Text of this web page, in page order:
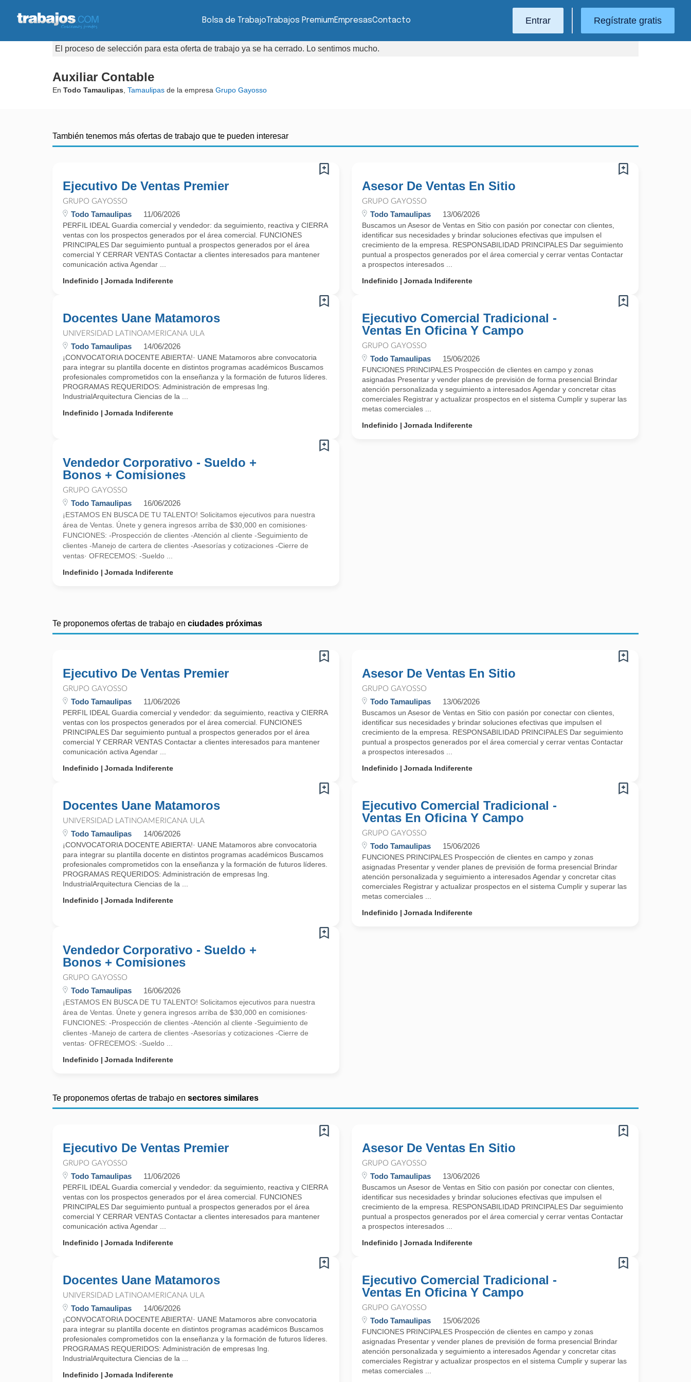
Bolsa de TrabajoTrabajos PremiumEmpresasContacto Entrar Regístrate gratis
El proceso de selección para esta oferta de trabajo ya se ha cerrado. Lo sentimos mucho.
Auxiliar Contable
En Todo Tamaulipas Tamaulipas de la empresa Grupo Gayosso
También tenemos más ofertas de trabajo que te pueden interesar
Ejecutivo De Ventas Premier
GRUPO GAYOSSO
Todo Tamaulipas 11/06/2026
PERFIL IDEAL Guardia comercial y vendedor: da seguimiento, reactiva y CIERRA
ventas con los prospectos generados por el área comercial. FUNCIONES
PRINCIPALES Dar seguimiento puntual a prospectos generados por el área
comercial Y CERRAR VENTAS Contactar a clientes interesados para mantener
comunicación activa Agendar ...
Indefinido
Jornada Indiferente
Asesor De Ventas En Sitio
GRUPO GAYOSSO
Todo Tamaulipas 13/06/2026
Buscamos un Asesor de Ventas en Sitio con pasión por conectar con clientes,
identificar sus necesidades y brindar soluciones efectivas que impulsen el
crecimiento de la empresa. RESPONSABILIDAD PRINCIPALES Dar seguimiento
puntual a prospectos generados por el área comercial y cerrar ventas Contactar
a prospectos interesados ...
Indefinido
Jornada Indiferente
Docentes Uane Matamoros
UNIVERSIDAD LATINOAMERICANA ULA
Todo Tamaulipas 14/06/2026
¡CONVOCATORIA DOCENTE ABIERTA!· UANE Matamoros abre convocatoria
para integrar su plantilla docente en distintos programas académicos Buscamos
profesionales comprometidos con la enseñanza y la formación de futuros líderes.
PROGRAMAS REQUERIDOS: Administración de empresas Ing.
IndustrialArquitectura Ciencias de la ...
Indefinido
Jornada Indiferente
Ejecutivo Comercial Tradicional -
Ventas En Oficina Y Campo
GRUPO GAYOSSO
Todo Tamaulipas 15/06/2026
FUNCIONES PRINCIPALES Prospección de clientes en campo y zonas
asignadas Presentar y vender planes de previsión de forma presencial Brindar
atención personalizada y seguimiento a interesados Agendar y concretar citas
comerciales Registrar y actualizar prospectos en el sistema Cumplir y superar las
metas comerciales ...
Indefinido
Jornada Indiferente
Vendedor Corporativo - Sueldo +
Bonos + Comisiones
GRUPO GAYOSSO
Todo Tamaulipas 16/06/2026
¡ESTAMOS EN BUSCA DE TU TALENTO! Solicitamos ejecutivos para nuestra
área de Ventas. Únete y genera ingresos arriba de $30,000 en comisiones·
FUNCIONES: -Prospección de clientes -Atención al cliente -Seguimiento de
clientes -Manejo de cartera de clientes -Asesorías y cotizaciones -Cierre de
ventas· OFRECEMOS: -Sueldo ...
Indefinido
Jornada Indiferente
Te proponemos ofertas de trabajo en ciudades próximas
Ejecutivo De Ventas Premier
GRUPO GAYOSSO
Todo Tamaulipas 11/06/2026
PERFIL IDEAL Guardia comercial y vendedor: da seguimiento, reactiva y CIERRA
ventas con los prospectos generados por el área comercial. FUNCIONES
PRINCIPALES Dar seguimiento puntual a prospectos generados por el área
comercial Y CERRAR VENTAS Contactar a clientes interesados para mantener
comunicación activa Agendar ...
Indefinido
Jornada Indiferente
Asesor De Ventas En Sitio
GRUPO GAYOSSO
Todo Tamaulipas 13/06/2026
Buscamos un Asesor de Ventas en Sitio con pasión por conectar con clientes,
identificar sus necesidades y brindar soluciones efectivas que impulsen el
crecimiento de la empresa. RESPONSABILIDAD PRINCIPALES Dar seguimiento
puntual a prospectos generados por el área comercial y cerrar ventas Contactar
a prospectos interesados ...
Indefinido
Jornada Indiferente
Docentes Uane Matamoros
UNIVERSIDAD LATINOAMERICANA ULA
Todo Tamaulipas 14/06/2026
¡CONVOCATORIA DOCENTE ABIERTA!· UANE Matamoros abre convocatoria
para integrar su plantilla docente en distintos programas académicos Buscamos
profesionales comprometidos con la enseñanza y la formación de futuros líderes.
PROGRAMAS REQUERIDOS: Administración de empresas Ing.
IndustrialArquitectura Ciencias de la ...
Indefinido
Jornada Indiferente
Ejecutivo Comercial Tradicional -
Ventas En Oficina Y Campo
GRUPO GAYOSSO
Todo Tamaulipas 15/06/2026
FUNCIONES PRINCIPALES Prospección de clientes en campo y zonas
asignadas Presentar y vender planes de previsión de forma presencial Brindar
atención personalizada y seguimiento a interesados Agendar y concretar citas
comerciales Registrar y actualizar prospectos en el sistema Cumplir y superar las
metas comerciales ...
Indefinido
Jornada Indiferente
Vendedor Corporativo - Sueldo +
Bonos + Comisiones
GRUPO GAYOSSO
Todo Tamaulipas 16/06/2026
¡ESTAMOS EN BUSCA DE TU TALENTO! Solicitamos ejecutivos para nuestra
área de Ventas. Únete y genera ingresos arriba de $30,000 en comisiones·
FUNCIONES: -Prospección de clientes -Atención al cliente -Seguimiento de
clientes -Manejo de cartera de clientes -Asesorías y cotizaciones -Cierre de
ventas· OFRECEMOS: -Sueldo ...
Indefinido
Jornada Indiferente
Te proponemos ofertas de trabajo en sectores similares
Ejecutivo De Ventas Premier
GRUPO GAYOSSO
Todo Tamaulipas 11/06/2026
PERFIL IDEAL Guardia comercial y vendedor: da seguimiento, reactiva y CIERRA
ventas con los prospectos generados por el área comercial. FUNCIONES
PRINCIPALES Dar seguimiento puntual a prospectos generados por el área
comercial Y CERRAR VENTAS Contactar a clientes interesados para mantener
comunicación activa Agendar ...
Indefinido
Jornada Indiferente
Asesor De Ventas En Sitio
GRUPO GAYOSSO
Todo Tamaulipas 13/06/2026
Buscamos un Asesor de Ventas en Sitio con pasión por conectar con clientes,
identificar sus necesidades y brindar soluciones efectivas que impulsen el
crecimiento de la empresa. RESPONSABILIDAD PRINCIPALES Dar seguimiento
puntual a prospectos generados por el área comercial y cerrar ventas Contactar
a prospectos interesados ...
Indefinido
Jornada Indiferente
Docentes Uane Matamoros
UNIVERSIDAD LATINOAMERICANA ULA
Todo Tamaulipas 14/06/2026
¡CONVOCATORIA DOCENTE ABIERTA!· UANE Matamoros abre convocatoria
para integrar su plantilla docente en distintos programas académicos Buscamos
profesionales comprometidos con la enseñanza y la formación de futuros líderes.
PROGRAMAS REQUERIDOS: Administración de empresas Ing.
IndustrialArquitectura Ciencias de la ...
Indefinido
Jornada Indiferente
Ejecutivo Comercial Tradicional -
Ventas En Oficina Y Campo
GRUPO GAYOSSO
Todo Tamaulipas 15/06/2026
FUNCIONES PRINCIPALES Prospección de clientes en campo y zonas
asignadas Presentar y vender planes de previsión de forma presencial Brindar
atención personalizada y seguimiento a interesados Agendar y concretar citas
comerciales Registrar y actualizar prospectos en el sistema Cumplir y superar las
metas comerciales ...